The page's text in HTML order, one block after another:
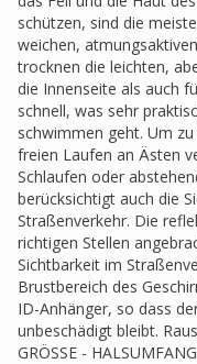
schützen, sind die
weichen,
trocknen die leichten,
die Innenseite als auch
schnell, was sehr
schwimmen geht. Um
freien Laufen an Ästen
Schlaufen oder
berücksichtigt auch die
Straßenverkehr. Die
richtigen Stellen
Sichtbarkeit im
Brustbereich des
ID-Anhänger, so dass
unbeschädigt bleibt.
GRÖSSE -